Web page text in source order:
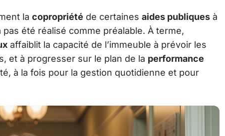
la copropriété de certaines aides publiques à
pas été réalisé comme préalable. À terme,
affaiblit la capacité de l’immeuble à prévoir les
et à progresser sur le plan de la performance
à la fois pour la gestion quotidienne et pour